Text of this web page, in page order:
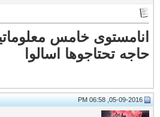
انامستوى خامس
حاجه تحتاجوها اسالوا
05-09-2016, 06:58 PM